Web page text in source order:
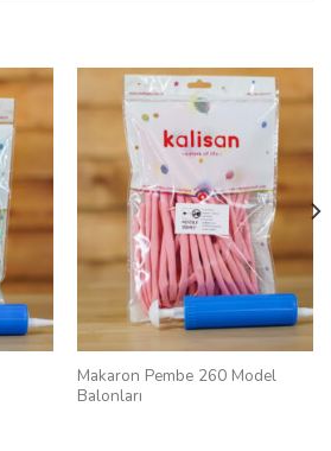
Makaron Pembe 260 Model
Balonları